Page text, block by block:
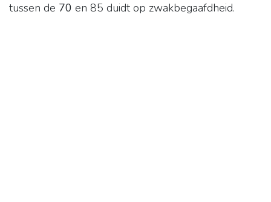
tussen de 70 en 85 duidt op zwakbegaafdheid.